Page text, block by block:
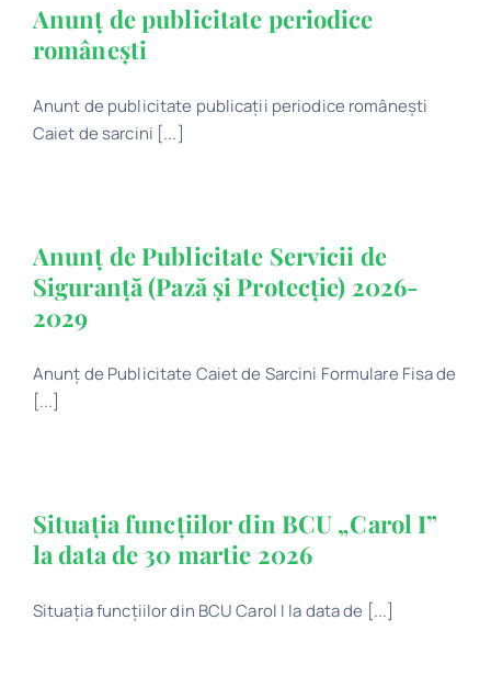
Anunț de publicitate periodice
românești
Anunt de publicitate publicații periodice românești
Caiet de sarcini [...]
Anunț de Publicitate Servicii de
Siguranță (Pază și Protecție) 2026-
2029
Anunț de Publicitate Caiet de Sarcini Formulare Fisa de
[...]
Situația funcțiilor din BCU „Carol I”
la data de 30 martie 2026
Situația funcțiilor din BCU Carol I la data de [...]